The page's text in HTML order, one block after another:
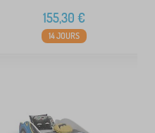
155,30 €
14 JOURS